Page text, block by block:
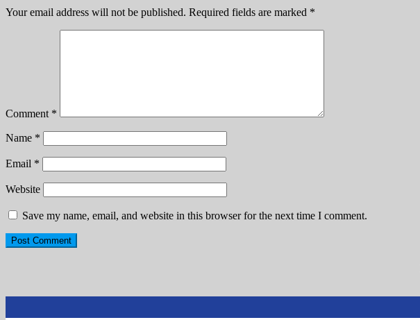
Your email address will not be published. Required fields are marked *
Comment *
Name *
Email *
Website
Save my name, email, and website in this browser for the next time I comment.